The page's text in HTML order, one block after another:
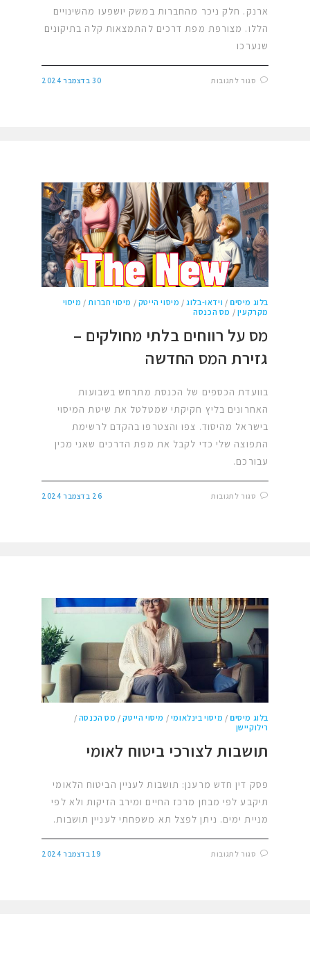
ארנק. חלק ניכר מהחברות במשק יושפעו מהשינויים
הללו. מצורפת מפת דרכים להתמצאות קלה בתיקונים
שנערכו
סגור לתגובות 30 בדצמבר 2024
בלוג מיסים / וידאו-בלוג/ מיסוי הייטק / מיסוי חברות/ מיסוי
מקרקעין / מס הכנסה
מס על רווחים בלתי מחולקים –
גזירת המס החדשה
בוועדת הכספים של הכנסת מתרחש בשבועות
האחרונים בליץ חקיקתי שמטלטל את שיטת המיסוי
בישראל מהיסוד. צפו והצטרפו בהקדם לרשימת
התפוצה שלי כדי לקבל את מפת הדרכים שאני מכין
עבורכם.
סגור לתגובות 26 בדצמבר 2024
בלוג מיסים / מיסוי בינלאומי / מיסוי הייטק/ מס הכנסה /
רילוקיישן
תושבות לצורכי ביטוח לאומי
פסק דין חדש מרענן: תושבות לעניין הביטוח הלאומי
תיקבע לפי מבחן מרכז החיים ומירב הזיקות ולא לפי
מניית ימים. ניתן לפצל תא משפחתי לעניין תושבות.
סגור לתגובות 19 בדצמבר 2024